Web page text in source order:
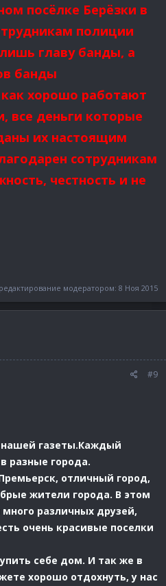
посёлке Берёзки в
полиции
главу банды, а
банды
хорошо работают
все деньги которые
их настоящим
сотрудникам
честность и не
модератором: 8 Ноя 2015
#9
нашей газеты.Каждый
разные города.
отличный город,
жители города. В этом
различных друзей,
очень красивые поселки
себе дом. И так же в
хорошо отдохнуть, у нас